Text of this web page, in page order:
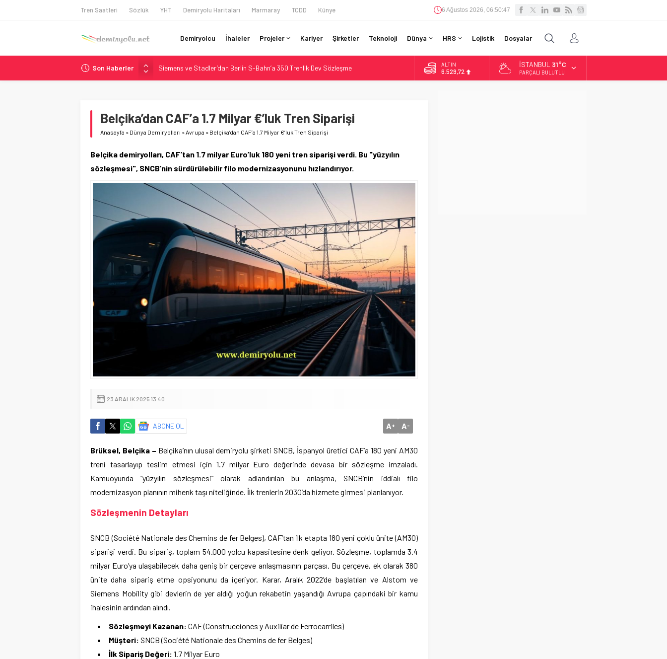
Tren Saatleri Sözlük YHT Demiryolu Haritaları Marmaray TCDD Künye 6 Ağustos 2026, 06:50:48
Demiryolcu İhaleler Projeler Kariyer Şirketler Teknoloji Dünya HRS Lojistik Dosyalar
Son Haberler
Siemens ve Stadler’dan Berlin S-Bahn’a 350 Trenlik Dev Sözleşme
Japonya Maglev Onayı: Bütçe 11 Trilyon Yen, Hedef 2036
Metrolinx’in 604 Milyon CAD’lik Toronto Uzatmasında Kazı Başladı
Alstom ve Siemens’ten São Paulo’da Çifte Sinyal Hamlesi
ALTIN
6.529,72
İSTANBUL 31°C
PARÇALI BULUTLU
Belçika’dan CAF’a 1.7 Milyar €’luk Tren Siparişi
Anasayfa » Dünya Demiryolları »Avrupa » Belçika’dan CAF’a 1.7 Milyar €’luk Tren Siparişi
Belçika demiryolları, CAF’tan 1.7 milyar Euro’luk 180 yeni tren siparişi verdi. Bu "yüzyılın
sözleşmesi", SNCB’nin sürdürülebilir filo modernizasyonunu hızlandırıyor.
23 ARALIK 2025 13:40
ABONE OL A+ A-
Brüksel, Belçika – Belçika’nın ulusal demiryolu şirketi SNCB, İspanyol üretici CAF’a 180 yeni AM30
treni tasarlayıp teslim etmesi için 1.7 milyar Euro değerinde devasa bir sözleşme imzaladı.
Kamuoyunda “yüzyılın sözleşmesi” olarak adlandırılan bu anlaşma, SNCB’nin iddialı filo
modernizasyon planının mihenk taşı niteliğinde. İlk trenlerin 2030’da hizmete girmesi planlanıyor.
Sözleşmenin Detayları
SNCB (Société Nationale des Chemins de fer Belges), CAF’tan ilk etapta 180 yeni çoklu ünite (AM30)
siparişi verdi. Bu sipariş, toplam 54.000 yolcu kapasitesine denk geliyor. Sözleşme, toplamda 3.4
milyar Euro’ya ulaşabilecek daha geniş bir çerçeve anlaşmasının parçası. Bu çerçeve, ek olarak 380
ünite daha sipariş etme opsiyonunu da içeriyor. Karar, Aralık 2022’de başlatılan ve Alstom ve
Siemens Mobility gibi devlerin de yer aldığı yoğun rekabetin yaşandığı Avrupa çapındaki bir kamu
ihalesinin ardından alındı.
Sözleşmeyi Kazanan: CAF (Construcciones y Auxiliar de Ferrocarriles)
Müşteri: SNCB (Société Nationale des Chemins de fer Belges)
İlk Sipariş Değeri: 1.7 Milyar Euro